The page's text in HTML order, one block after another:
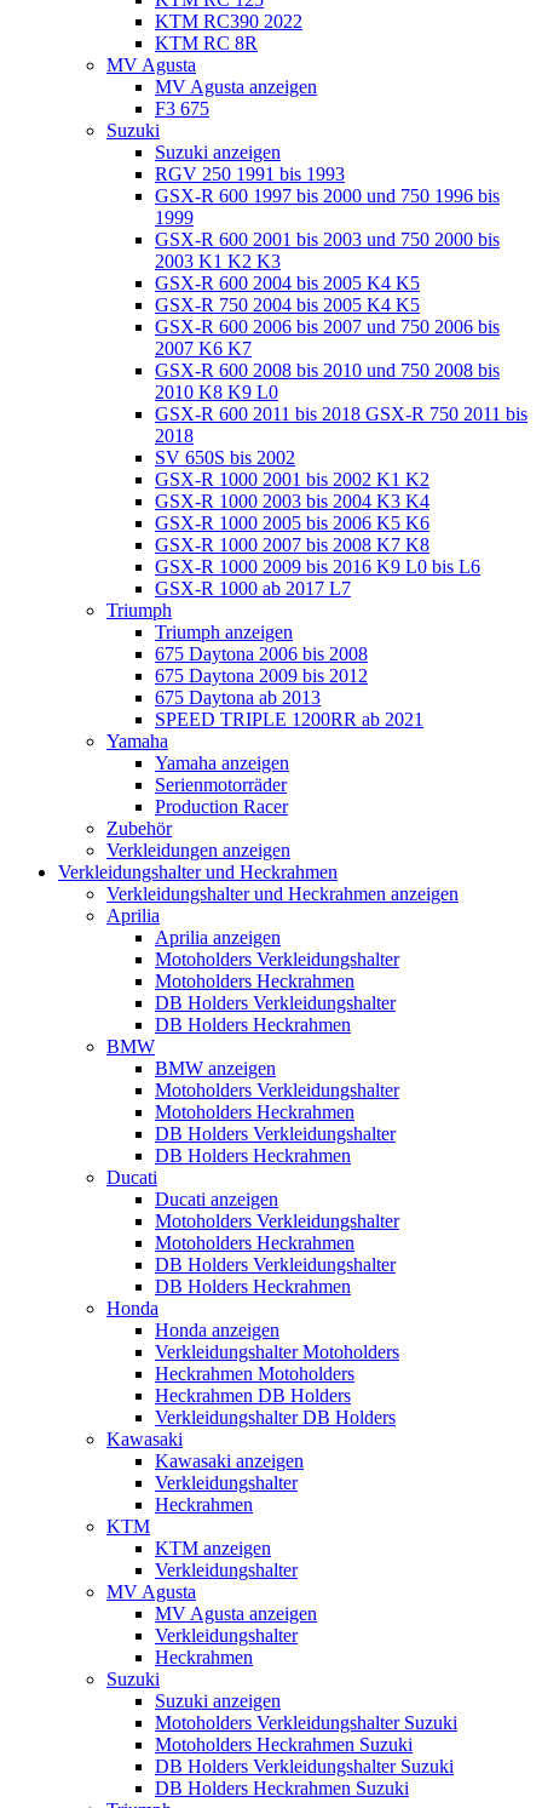
KTM RC390 2022
KTM RC 8R
MV Agusta
MV Agusta anzeigen
F3 675
Suzuki
Suzuki anzeigen
RGV 250 1991 bis 1993
GSX-R 600 1997 bis 2000 und 750 1996 bis
1999
GSX-R 600 2001 bis 2003 und 750 2000 bis
2003 K1 K2 K3
GSX-R 600 2004 bis 2005 K4 K5
GSX-R 750 2004 bis 2005 K4 K5
GSX-R 600 2006 bis 2007 und 750 2006 bis
2007 K6 K7
GSX-R 600 2008 bis 2010 und 750 2008 bis
2010 K8 K9 L0
GSX-R 600 2011 bis 2018 GSX-R 750 2011 bis
2018
SV 650S bis 2002
GSX-R 1000 2001 bis 2002 K1 K2
GSX-R 1000 2003 bis 2004 K3 K4
GSX-R 1000 2005 bis 2006 K5 K6
GSX-R 1000 2007 bis 2008 K7 K8
GSX-R 1000 2009 bis 2016 K9 L0 bis L6
GSX-R 1000 ab 2017 L7
Triumph
Triumph anzeigen
675 Daytona 2006 bis 2008
675 Daytona 2009 bis 2012
675 Daytona ab 2013
SPEED TRIPLE 1200RR ab 2021
Yamaha
Yamaha anzeigen
Serienmotorräder
Production Racer
Zubehör
Verkleidungen anzeigen
Verkleidungshalter und Heckrahmen
Verkleidungshalter und Heckrahmen anzeigen
Aprilia
Aprilia anzeigen
Motoholders Verkleidungshalter
Motoholders Heckrahmen
DB Holders Verkleidungshalter
DB Holders Heckrahmen
BMW
BMW anzeigen
Motoholders Verkleidungshalter
Motoholders Heckrahmen
DB Holders Verkleidungshalter
DB Holders Heckrahmen
Ducati
Ducati anzeigen
Motoholders Verkleidungshalter
Motoholders Heckrahmen
DB Holders Verkleidungshalter
DB Holders Heckrahmen
Honda
Honda anzeigen
Verkleidungshalter Motoholders
Heckrahmen Motoholders
Heckrahmen DB Holders
Verkleidungshalter DB Holders
Kawasaki
Kawasaki anzeigen
Verkleidungshalter
Heckrahmen
KTM
KTM anzeigen
Verkleidungshalter
MV Agusta
MV Agusta anzeigen
Verkleidungshalter
Heckrahmen
Suzuki
Suzuki anzeigen
Motoholders Verkleidungshalter Suzuki
Motoholders Heckrahmen Suzuki
DB Holders Verkleidungshalter Suzuki
DB Holders Heckrahmen Suzuki